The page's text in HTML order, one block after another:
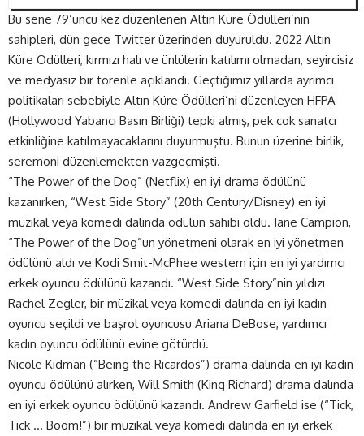
Bu sene 79’uncu kez düzenlenen Altın Küre Ödülleri’nin
sahipleri, dün gece Twitter üzerinden duyuruldu. 2022 Altın
Küre Ödülleri, kırmızı halı ve ünlülerin katılımı olmadan, seyircisiz
ve medyasız bir törenle açıklandı. Geçtiğimiz yıllarda ayrımcı
politikaları sebebiyle Altın Küre Ödülleri’ni düzenleyen HFPA
(Hollywood Yabancı Basın Birliği) tepki almış, pek çok sanatçı
etkinliğine katılmayacaklarını duyurmuştu. Bunun üzerine birlik,
seremoni düzenlemekten vazgeçmişti.
“The Power of the Dog” (Netflix) en iyi drama ödülünü
kazanırken, “West Side Story” (20th Century/Disney) en iyi
müzikal veya komedi dalında ödülün sahibi oldu. Jane Campion,
“The Power of the Dog”un yönetmeni olarak en iyi yönetmen
ödülünü aldı ve Kodi Smit-McPhee western için en iyi yardımcı
erkek oyuncu ödülünü kazandı. “West Side Story”nin yıldızı
Rachel Zegler, bir müzikal veya komedi dalında en iyi kadın
oyuncu seçildi ve başrol oyuncusu Ariana DeBose, yardımcı
kadın oyuncu ödülünü evine götürdü.
Nicole Kidman (“Being the Ricardos”) drama dalında en iyi kadın
oyuncu ödülünü alırken, Will Smith (King Richard) drama dalında
en iyi erkek oyuncu ödülünü kazandı. Andrew Garfield ise (“Tick,
Tick … Boom!”) bir müzikal veya komedi dalında en iyi erkek